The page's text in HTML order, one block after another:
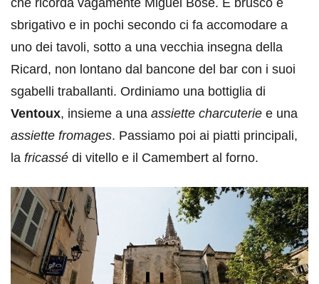
sbrigativo e in pochi secondo ci fa accomodare a
uno dei tavoli, sotto a una vecchia insegna della
Ricard, non lontano dal bancone del bar con i suoi
sgabelli traballanti. Ordiniamo una bottiglia di
Ventoux, insieme a una assiette charcuterie e una
assiette fromages. Passiamo poi ai piatti principali,
la fricassé di vitello e il Camembert al forno.